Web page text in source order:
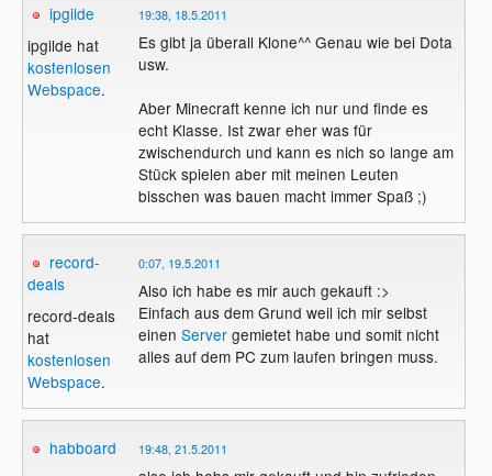
ipgilde
ipgilde hat
kostenlosen
Webspace.
19:38, 18.5.2011
Es gibt ja überall Klone^^ Genau wie bei Dota
usw.
Aber Minecraft kenne ich nur und finde es
echt Klasse. Ist zwar eher was für
zwischendurch und kann es nich so lange am
Stück spielen aber mit meinen Leuten
bisschen was bauen macht immer Spaß ;)
record-
deals
record-deals
hat
kostenlosen
Webspace.
0:07, 19.5.2011
Also ich habe es mir auch gekauft :>
Einfach aus dem Grund weil ich mir selbst
einen Servergemietet habe und somit nicht
alles auf dem PC zum laufen bringen muss.
habboard
19:48, 21.5.2011